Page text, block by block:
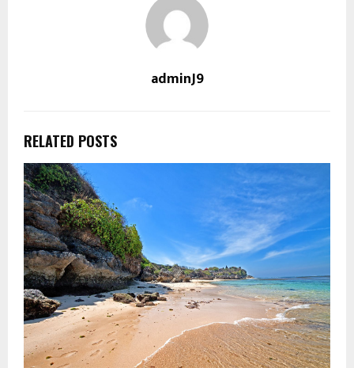
adminJ9
RELATED POSTS